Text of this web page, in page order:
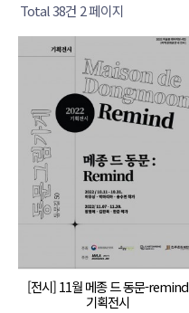
Total 38건 2 페이지
[전시] 11월 메종 드 동문-remind
기획전시